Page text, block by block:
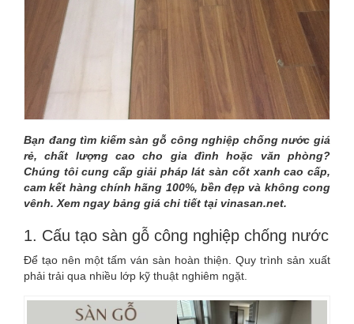
2026
Bạn đang tìm kiếm sàn gỗ công nghiệp chống nước giá
rẻ, chất lượng cao cho gia đình hoặc văn phòng?
Chúng tôi cung cấp giải pháp lát sàn cốt xanh cao cấp,
cam kết hàng chính hãng 100%, bền đẹp và không cong
vênh. Xem ngay bảng giá chi tiết tại vinasan.net.
1. Cấu tạo sàn gỗ công nghiệp chống nước
Để tạo nên một tấm ván sàn hoàn thiện. Quy trình sản xuất
phải trải qua nhiều lớp kỹ thuật nghiêm ngặt.